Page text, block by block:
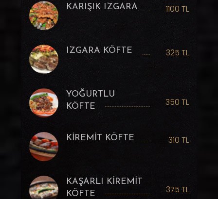
KARIŞIK IZGARA 1100 TL
IZGARA KÖFTE 325 TL
YOĞURTLU
KÖFTE
350 TL
KİREMİT KÖFTE 310 TL
KAŞARLI KİREMİT
KÖFTE
375 TL